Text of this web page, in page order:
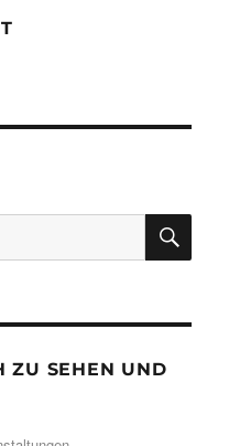
ZU SEHEN UND